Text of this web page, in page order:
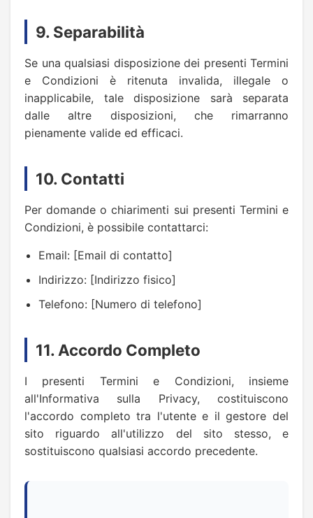
9. Separabilità
Se una qualsiasi disposizione dei presenti Termini
e Condizioni è ritenuta invalida, illegale o
inapplicabile, tale disposizione sarà separata
dalle altre disposizioni, che rimarranno
pienamente valide ed efficaci.
10. Contatti
Per domande o chiarimenti sui presenti Termini e
Condizioni, è possibile contattarci:
Email: [Email di contatto]
Indirizzo: [Indirizzo fisico]
Telefono: [Numero di telefono]
11. Accordo Completo
I presenti Termini e Condizioni, insieme
all'Informativa sulla Privacy, costituiscono
l'accordo completo tra l'utente e il gestore del
sito riguardo all'utilizzo del sito stesso, e
sostituiscono qualsiasi accordo precedente.